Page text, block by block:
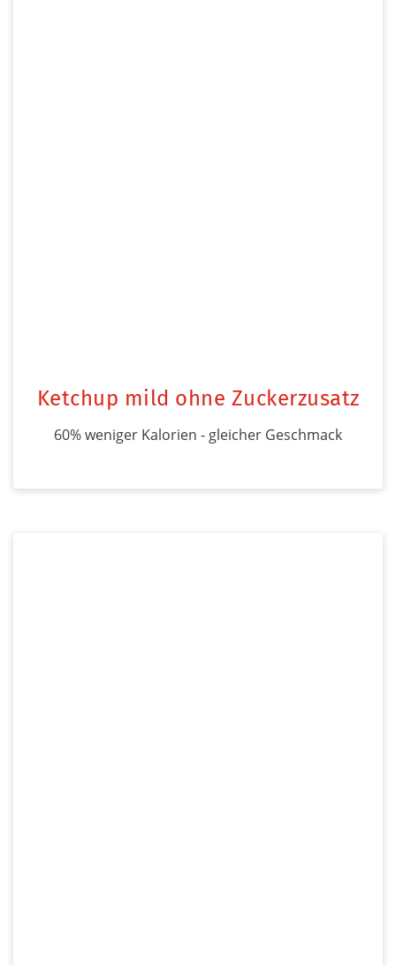
Ketchup mild ohne Zuckerzusatz
60% weniger Kalorien - gleicher Geschmack